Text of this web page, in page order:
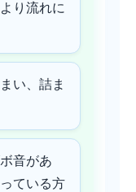
り流れに
い、詰ま
音があ
ている方